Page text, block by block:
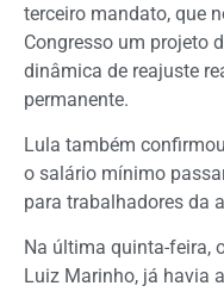
terceiro mandato, que
Congresso um projeto
dinâmica de reajuste
permanente.
Lula também
o salário mínimo
para trabalhadores da
Na última quinta-feira,
Luiz Marinho, já havia